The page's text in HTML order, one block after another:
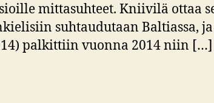
mittasuhteet. Kniivilä ottaa
suhtaudutaan Baltiassa,
palkittiin vuonna 2014 niin […]